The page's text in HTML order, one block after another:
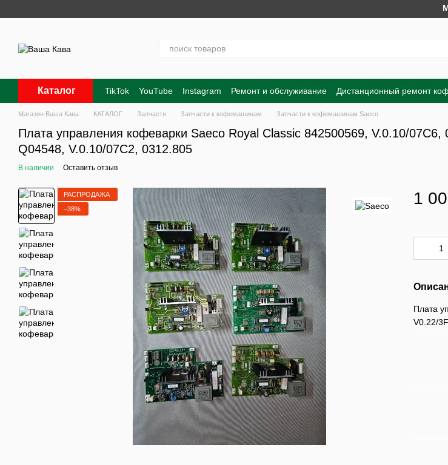
Каталог TikTok YouTube Instagram Ремонт и обслуживание Дистанционный ремонт
Контакты
О нас Оплата и доставка Обмен и возврат Договор публичной
Магазин Ваша Кава КАТАЛОГ Запчасти Запчасти к кофемашинам Запчасти к кофемашинам Saeco
Плата управления кофеварки Saeco Royal Classic 842500569, V.0.10/
Q04548, V.0.10/07C2, 0312.805
В наличии Оставить отзыв
РАСПРОДАЖА
−38%
1
Плата
V0.22/